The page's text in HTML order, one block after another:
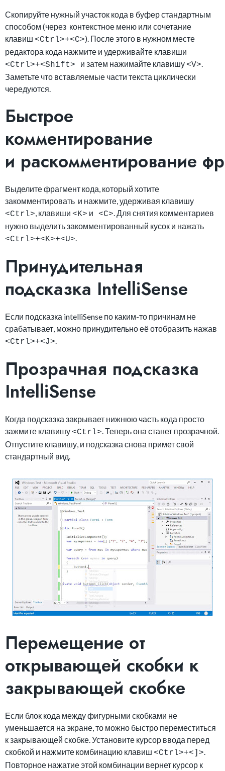
Скопируйте нужный участок кода в буфер стандартным
способом (через контекстное меню или сочетание
клавиш <Ctrl>+<C>). После этого в нужном месте
редактора кода нажмите и удерживайте клавиши
<Ctrl>+<Shift> и затем нажимайте клавишу <V>
Заметьте что вставляемые части текста циклически
чередуются.
Быстрое
комментирование
и раскомментирование
Выделите фрагмент кода, который хотите
закомментировать и нажмите, удерживая клавишу
<Ctrl> , клавиши <K> и <C> . Для снятия комментариев
нужно выделить закомментированный кусок и нажать
<Ctrl>+<K>+<U>
Принудительная
подсказка IntelliSense
Если подсказка intelliSense по каким-то причинам не
срабатывает, можно принудительно её отобразить нажав
<Ctrl>+<J>
Прозрачная подсказка
IntelliSense
Когда подсказка закрывает нижнюю часть кода просто
зажмите клавишу <Ctrl> . Теперь она станет прозрачной.
Отпустите клавишу, и подсказка снова примет свой
стандартный вид.
Перемещение от
открывающей скобки к
закрывающей скобке
Если блок кода между фигурными скобками не
уменьшается на экране, то можно быстро переместиться
к закрывающей скобке. Установите курсор ввода перед
скобкой и нажмите комбинацию клавиш <Ctrl>+<]>
Повторное нажатие этой комбинации вернет курсор к